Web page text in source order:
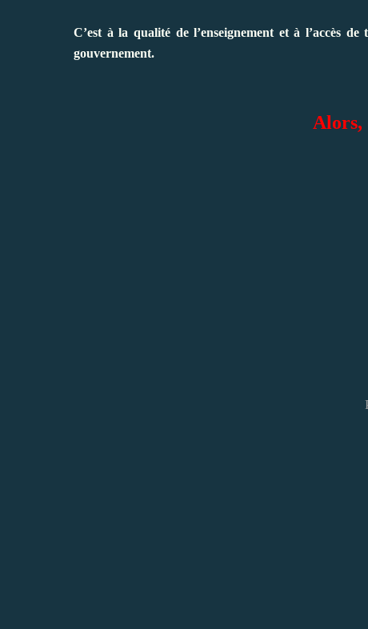
C’est à la qualité de l’enseignement et à l’accès
gouvernement.
Alors,